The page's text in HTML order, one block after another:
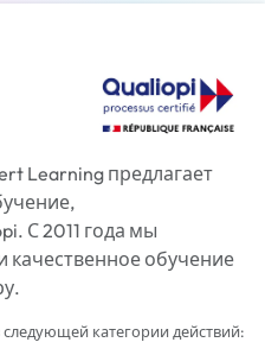
Learning предлагает
С 2011 года мы
качественное обучение
категории действий: